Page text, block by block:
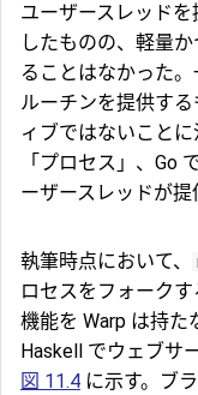
ユーザースレッド
したものの、軽量
ることはなかった
ルーチンを提供す
ィブではないこと
「プロセス」、Go
ーザースレッドが提
執筆時点において、
ロセスをフォーク
機能を Warp は持
Haskell でウェブサ
図 11.4 に示す。ブ